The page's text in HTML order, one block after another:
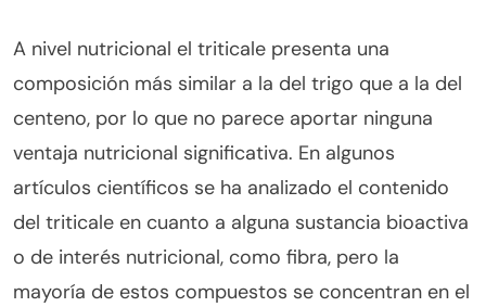
A nivel nutricional el triticale presenta una
composición más similar a la del trigo que a la del
centeno, por lo que no parece aportar ninguna
ventaja nutricional significativa. En algunos
artículos científicos se ha analizado el contenido
del triticale en cuanto a alguna sustancia bioactiva
o de interés nutricional, como fibra, pero la
mayoría de estos compuestos se concentran en el